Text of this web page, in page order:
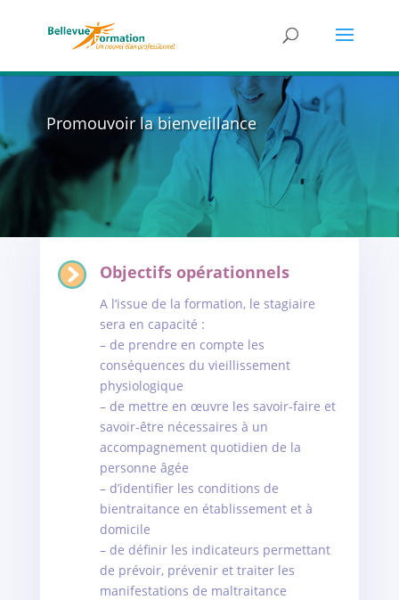
Promouvoir la bienveillance
Objectifs opérationnels
A l’issue de la formation, le stagiaire
sera en capacité :
– de prendre en compte les
conséquences du vieillissement
physiologique
– de mettre en œuvre les savoir-faire et
savoir-être nécessaires à un
accompagnement quotidien de la
personne âgée
– d’identifier les conditions de
bientraitance en établissement et à
domicile
– de définir les indicateurs permettant
de prévoir, prévenir et traiter les
manifestations de maltraitance